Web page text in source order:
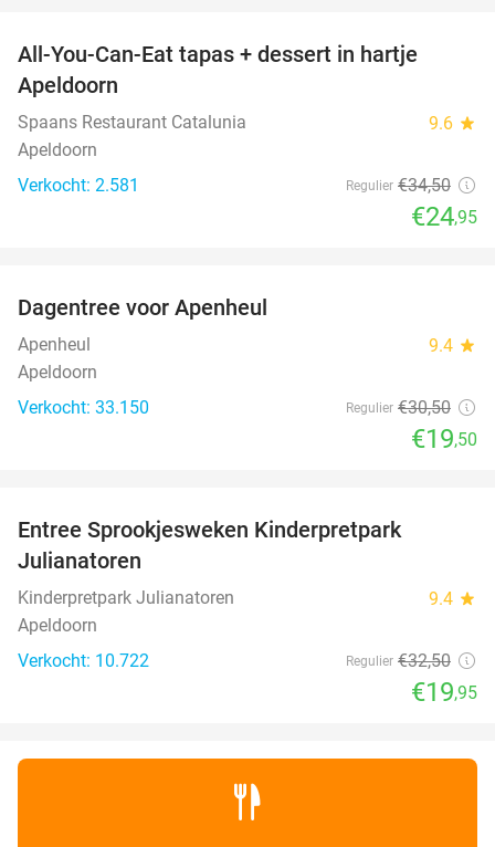
All-You-Can-Eat tapas + dessert in hartje
Apeldoorn
Spaans Restaurant Catalunia 9.6 star
Apeldoorn
Verkocht: 2.581
Regulier €34,50
€24,95
Dagentree voor Apenheul
Apenheul 9.4 star
Apeldoorn
Verkocht: 33.150
Regulier €30,50
€19,50
Entree Sprookjesweken Kinderpretpark
Julianatoren
Kinderpretpark Julianatoren 9.4 star
Apeldoorn
Verkocht: 10.722
Regulier €32,50
€19,95